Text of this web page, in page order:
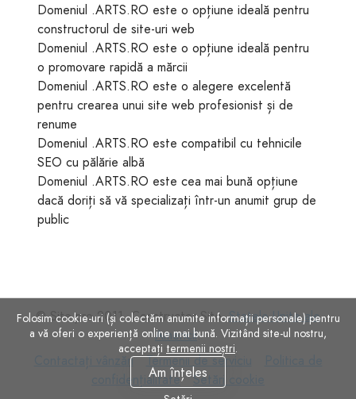
Domeniul .ARTS.RO este o opțiune ideală pentru
constructorul de site-uri web
Domeniul .ARTS.RO este o opțiune ideală pentru
o promovare rapidă a mărcii
Domeniul .ARTS.RO este o alegere excelentă
pentru crearea unui site web profesionist și de
renume
Domeniul .ARTS.RO este compatibil cu tehnicile
SEO cu pălărie albă
Domeniul .ARTS.RO este cea mai bună opțiune
dacă doriți să vă specializați într-un anumit grup de
public
© Site.pro 2011. Constructor Site.Statele Unite ale
Americii.
Contactați vânzări
Termenii
de
Termenii de serviciu
confidențialitate
Setări
Setări cookie
Folosim cookie-uri (și colectăm anumite informații personale) pentru
a vă oferi o experiență online mai bună. Vizitând site-ul nostru,
acceptați termenii noștri.
Am înțeles